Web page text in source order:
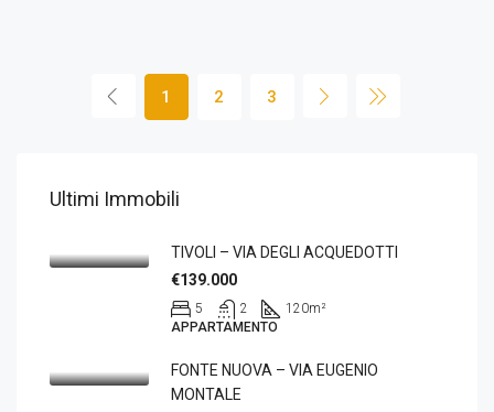
1 2 3
Ultimi Immobili
TIVOLI – VIA DEGLI ACQUEDOTTI
€139.000
5 2 120m²
APPARTAMENTO
FONTE NUOVA – VIA EUGENIO
MONTALE